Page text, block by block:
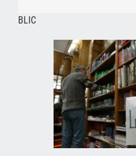
BLIC